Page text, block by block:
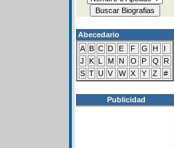
Abecedario
A B C D E F G H
I
J
K L M N O P Q
R
S T U V W X Y Z #
Publicidad